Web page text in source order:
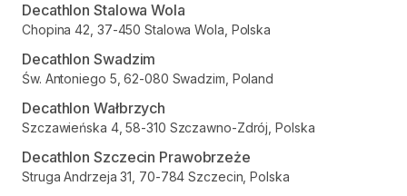
Decathlon Stalowa Wola
Chopina 42, 37-450 Stalowa Wola, Polska
Decathlon Swadzim
Św. Antoniego 5, 62-080 Swadzim, Poland
Decathlon Wałbrzych
Szczawieńska 4, 58-310 Szczawno-Zdrój, Polska
Decathlon Szczecin Prawobrzeże
Struga Andrzeja 31, 70-784 Szczecin, Polska